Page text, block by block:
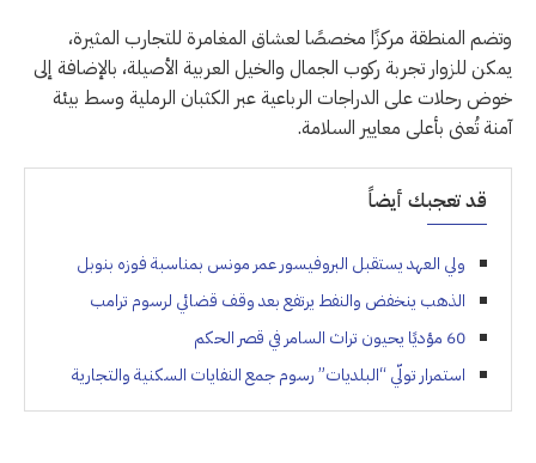
وتضم المنطقة مركزًا مخصصًا لعشاق المغامرة للتجارب المثيرة،
يمكن للزوار تجربة ركوب الجمال والخيل العربية الأصيلة، بالإضافة إلى
خوض رحلات على الدراجات الرباعية عبر الكثبان الرملية وسط بيئة
آمنة تُعنى بأعلى معايير السلامة.
قد تعجبك أيضاً
ولي العهد يستقبل البروفيسور عمر مونس بمناسبة فوزه بنوبل
الذهب ينخفض والنفط يرتفع بعد وقف قضائي لرسوم ترامب
60 مؤديًا يحيون تراث السامر في قصر الحكم
استمرار تولّي “البلديات” رسوم جمع النفايات السكنية والتجارية